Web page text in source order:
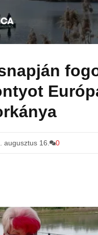
augusztus 16. 0